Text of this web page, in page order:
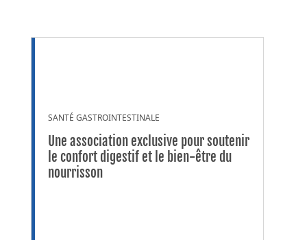
SANTÉ GASTROINTESTINALE
Une association exclusive pour soutenir
le confort digestif et le bien-être du
nourrisson